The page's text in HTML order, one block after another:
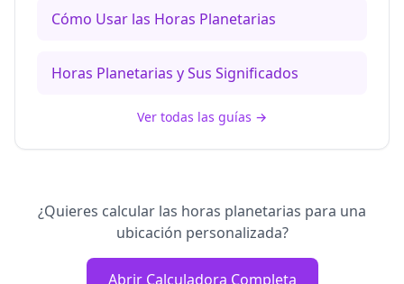
Cómo Usar las Horas Planetarias
Horas Planetarias y Sus Significados
Ver todas las guías →
¿Quieres calcular las horas planetarias para una
ubicación personalizada?
Abrir Calculadora Completa